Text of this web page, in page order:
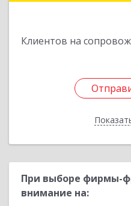
Клиентов на
При выборе фирмы-
внимание на: